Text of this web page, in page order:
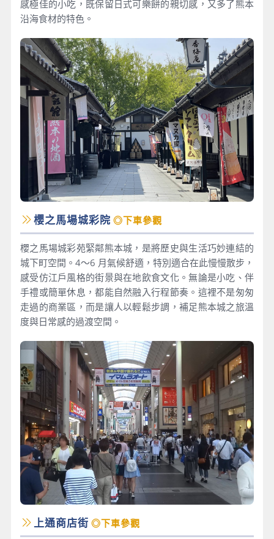
感極佳的小吃，既保留日式可樂餅的親切感，又多了熊本
沿海食材的特色。
櫻之馬場城彩院 ◎下車參觀
櫻之馬場城彩苑緊鄰熊本城，是將歷史與生活巧妙連結的
城下町空間。4～6 月氣候舒適，特別適合在此慢慢散步，
感受仿江戶風格的街景與在地飲食文化。無論是小吃、伴
手禮或簡單休息，都能自然融入行程節奏。這裡不是匆匆
走過的商業區，而是讓人以輕鬆步調，補足熊本城之旅溫
度與日常感的過渡空間。
上通商店街 ◎下車參觀